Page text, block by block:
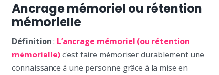
Ancrage mémoriel ou rétention
mémorielle
Définition: L’ancrage mémoriel (ou rétention
mémorielle)c’est faire mémoriser durablement une
connaissance à une personne grâce à la mise en